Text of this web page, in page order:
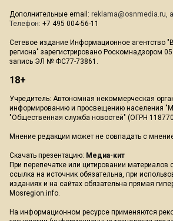
Дополнительные email: reklama@osnmedia.ru,
Телефон: +7 495 004-56-11
Сетевое издание Информационное агентство
региона" зарегистрировано Роскомнадзором
запись ЭЛ № ФС77-73861.
18+
Учредитель: Автономная некоммерческая
информированию и просвещению населения
"Общественная служба новостей" (ОГРН
Мнение редакции может не совпадать с
Скачать презентацию: Медиа-кит
При перепечатке или цитировании материалов
ссылка на источник обязательна, при
изданиях и на сайтах обязательна прямая
Mosregion.info.
На информационном ресурсе применяются